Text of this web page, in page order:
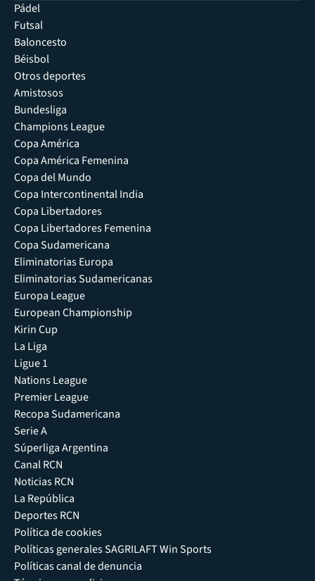
Pádel
Futsal
Baloncesto
Béisbol
Otros deportes
Amistosos
Bundesliga
Champions League
Copa América
Copa América Femenina
Copa del Mundo
Copa Intercontinental India
Copa Libertadores
Copa Libertadores Femenina
Copa Sudamericana
Eliminatorias Europa
Eliminatorias Sudamericanas
Europa League
European Championship
Kirin Cup
La Liga
Ligue 1
Nations League
Premier League
Recopa Sudamericana
Serie A
Súperliga Argentina
Canal RCN
Noticias RCN
La República
Deportes RCN
Política de cookies
Políticas generales SAGRILAFT Win Sports
Políticas canal de denuncia